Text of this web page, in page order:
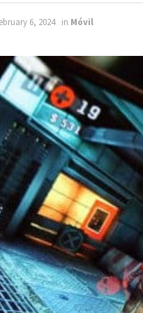
6, 2024 in Móvil